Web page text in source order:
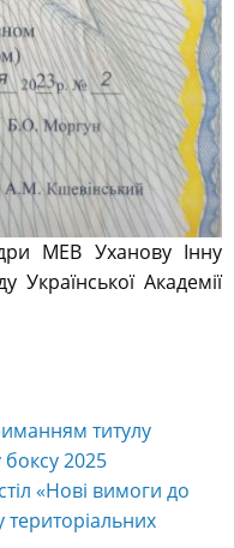
МЕВ Уханову Інну
Української Академії
титулу
2025
«Нові вимоги до
територіальних